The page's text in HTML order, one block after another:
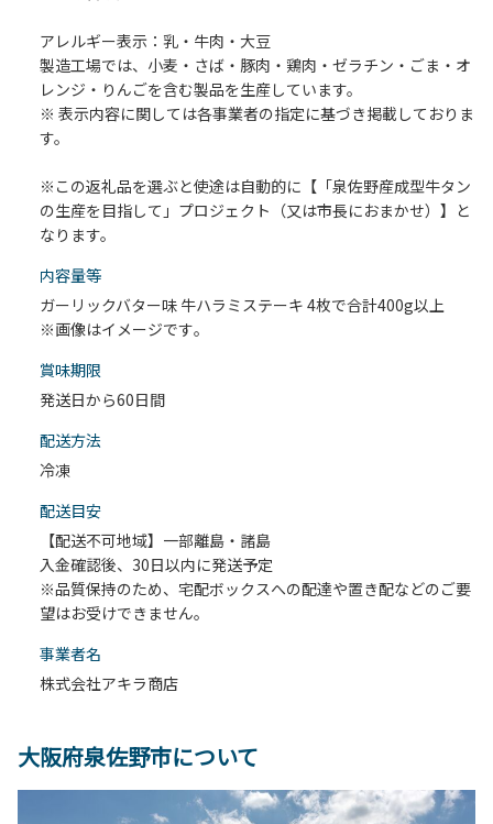
アレルギー表示：乳・牛肉・大豆
製造工場では、小麦・さば・豚肉・鶏肉・ゼラチン・ごま・オ
レンジ・りんごを含む製品を生産しています。
※ 表示内容に関しては各事業者の指定に基づき掲載しておりま
す。
※この返礼品を選ぶと使途は自動的に【「泉佐野産成型牛タン
の生産を目指して」プロジェクト（又は市長におまかせ）】と
なります。
内容量等
ガーリックバター味 牛ハラミステーキ 4枚で合計400g以上
※画像はイメージです｡
賞味期限
発送日から60日間
配送⽅法
冷凍
配送目安
【配送不可地域】一部離島・諸島
入金確認後、30日以内に発送予定
※品質保持のため、宅配ボックスへの配達や置き配などのご要
望はお受けできません。
事業者名
株式会社アキラ商店
大阪府泉佐野市について